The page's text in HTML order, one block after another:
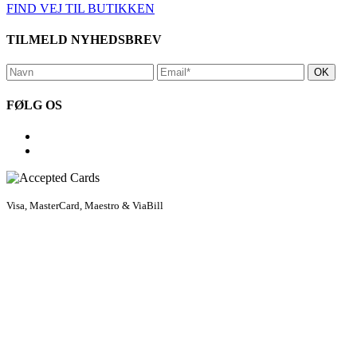
FIND VEJ TIL BUTIKKEN
TILMELD NYHEDSBREV
FØLG OS
Visa, MasterCard, Maestro & ViaBill